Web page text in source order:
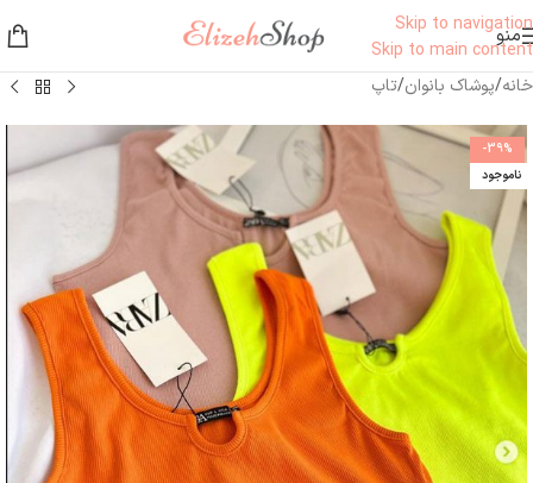
Skip to navigation
Skip to main content
منو
خانه/پوشاک بانوان/تاپ
-39%
ناموجود